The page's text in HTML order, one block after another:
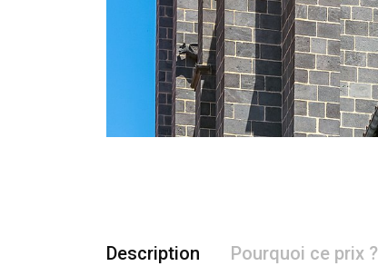
Description Pourquoi ce prix ?